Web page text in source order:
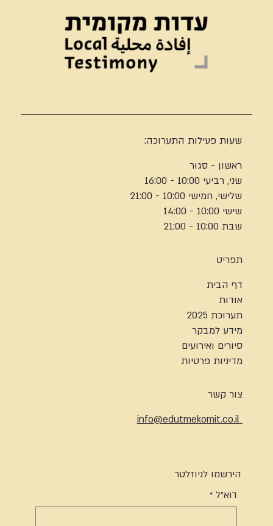
שעות פעילות התערוכה:
ראשון - סגור
שני, רביעי 10:00 - 16:00
שלישי, חמישי 10:00 - 21:00
שישי 10:00 - 14:00
שבת 10:00 - 21:00
תפריט
דף הבית
אודות
תערוכת 2025
מידע למבקר
סיורים ואירועים
מדיניות פרטיות
צור קשר
info@edutmekomit.co.il
הירשמו לניוזלטר
דוא"ל *